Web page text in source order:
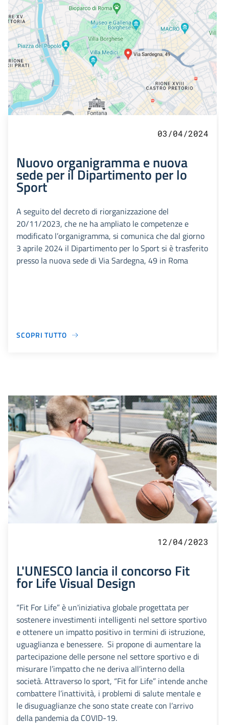
03/04/2024
Nuovo organigramma e nuova
sede per il Dipartimento per lo
Sport
A seguito del decreto di riorganizzazione del
20/11/2023, che ne ha ampliato le competenze e
modificato l’organigramma, si comunica che dal giorno
3 aprile 2024 il Dipartimento per lo Sport si è trasferito
presso la nuova sede di Via Sardegna, 49 in Roma
SCOPRI TUTTO
12/04/2023
L'UNESCO lancia il concorso Fit
for Life Visual Design
“Fit For Life” è un'iniziativa globale progettata per
sostenere investimenti intelligenti nel settore sportivo
e ottenere un impatto positivo in termini di istruzione,
uguaglianza e benessere. Si propone di aumentare la
partecipazione delle persone nel settore sportivo e di
misurare l’impatto che ne deriva all’interno della
società. Attraverso lo sport, “Fit for Life” intende anche
combattere l’inattività, i problemi di salute mentale e
le disuguaglianze che sono state create con l’arrivo
della pandemia da COVID-19.